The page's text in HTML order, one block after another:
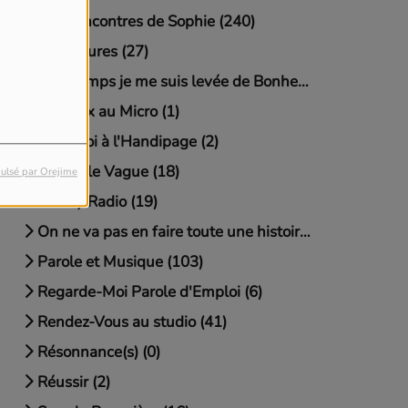
par Orejime
Les Rencontres de Sophie (240)
Littératures (27)
Longtemps je me suis levée de Bonheur (3)
Malraux au Micro (1)
Mets-Toi à l'Handipage (2)
Nouvelle Vague (18)
On My Radio (19)
On ne va pas en faire toute une histoire (11)
Parole et Musique (103)
Regarde-Moi Parole d'Emploi (6)
Rendez-Vous au studio (41)
Résonnance(s) (0)
Réussir (2)